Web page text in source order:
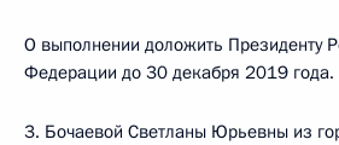
О выполнении доложить Президенту
Федерации до 30 декабря 2019 года.
3. Бочаевой Светланы Юрьевны из